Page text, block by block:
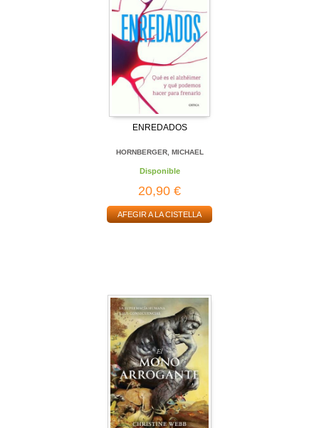
ENREDADOS
HORNBERGER, MICHAEL
Disponible
20,90 €
AFEGIR A LA CISTELLA